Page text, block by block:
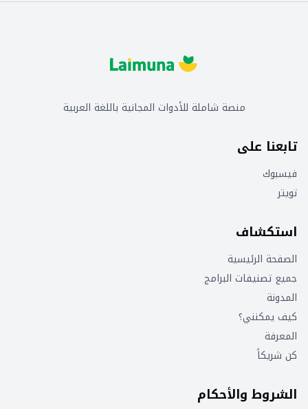
منصة شاملة للأدوات المجانية باللغة العربية
تابعنا على
فيسبوك
تويتر
استكشاف
الصفحة الرئيسية
جميع تصنيفات البرامج
المدونة
كيف يمكنني؟
المعرفة
كن شريكاً
الشروط والأحكام